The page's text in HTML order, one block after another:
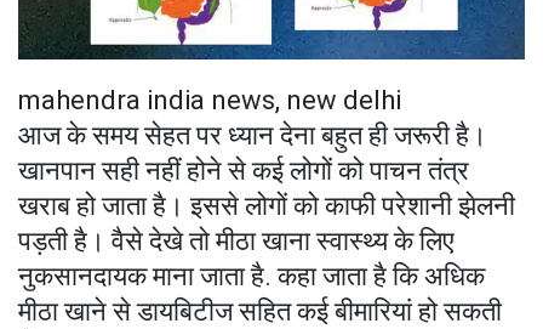
mahendra india news, new delhi
आज के समय सेहत पर ध्यान देना बहुत ही जरूरी है।
खानपान सही नहीं होने से कई लोगों को पाचन तंत्र
खराब हो जाता है। इससे लोगों को काफी परेशानी झेलनी
पड़ती है। वैसे देखे तो मीठा खाना स्वास्थ्य के लिए
नुकसानदायक माना जाता है. कहा जाता है कि अधिक
मीठा खाने से डायबिटीज सहित कई बीमारियां हो सकती